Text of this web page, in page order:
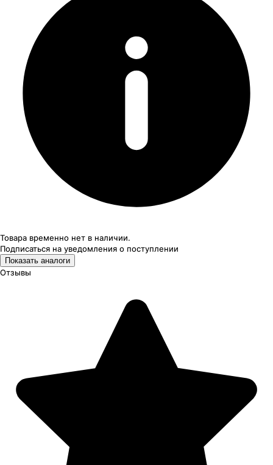
Товара временно нет в наличии.
Подписаться на уведомления о поступлении
Показать аналоги
Отзывы